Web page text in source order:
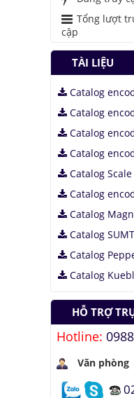
Áo
của
Lưu
Tổng lượt
cập
TÀI LIỆU
Catalog
Catalog
Catalog
Catalog
Catalog
Catalog
Catalog
Catalog
Catalog
Catalog
HỖ TRỢ
Hotline:
Văn phòng